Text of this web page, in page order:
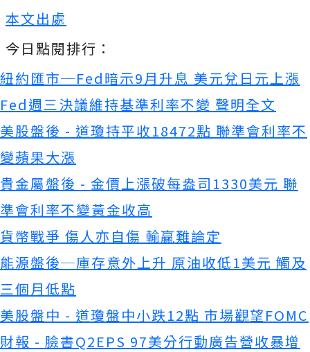
本文出處
今日點閱排行：
紐約匯市─Fed暗示9月升息 美元兌日元上漲
Fed週三決議維持基準利率不變 聲明全文
美股盤後 - 道瓊持平收18472點 聯準會利率不
變蘋果大漲
貴金屬盤後 - 金價上漲破每盎司1330美元 聯
準會利率不變黃金收高
貨幣戰爭 傷人亦自傷 輸贏難論定
能源盤後─庫存意外上升 原油收低1美元 觸及
三個月低點
美股盤中 - 道瓊盤中小跌12點 市場觀望FOMC
財報 - 臉書Q2EPS 97美分行動廣告營收暴增